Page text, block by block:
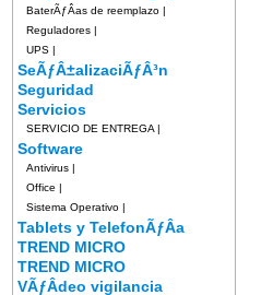
BaterÃƒÂ­as de reemplazo |
Reguladores |
UPS |
SeÃƒÂ±alizaciÃƒÂ³n
Seguridad
Servicios
SERVICIO DE ENTREGA |
Software
Antivirus |
Office |
Sistema Operativo |
Tablets y TelefonÃƒÂ­a
TREND MICRO
TREND MICRO
VÃƒÂ­deo vigilancia